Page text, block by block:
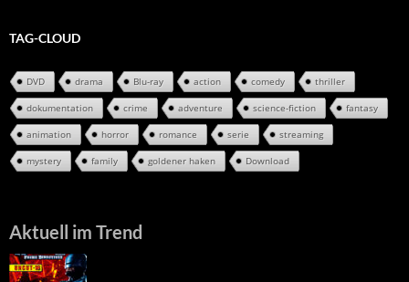
TAG-CLOUD
DVD drama Blu-ray action comedy thriller
dokumentation crime adventure science-fiction fantasy
animation horror romance serie streaming
mystery family goldener haken Download
Aktuell im Trend